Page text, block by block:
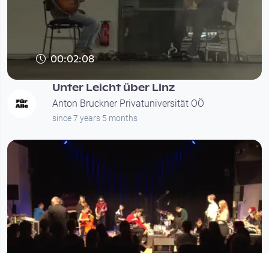
00:02:08
Unter Leicht über Linz
Anton Bruckner Privatuniversität OÖ
since 7 years 5 months